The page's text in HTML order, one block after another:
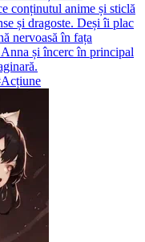
conținutul anime și sticlă
și dragoste. Deși îi plac
nervoasă în fața
și încerc în principal